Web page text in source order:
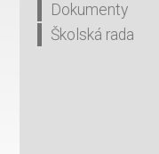
Dokumenty
Školská rada